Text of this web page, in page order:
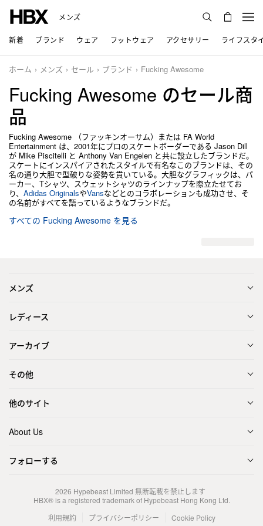
メンズ
新着 ブランド ウェア フットウェア アクセサリー ライフスタ
ホーム メンズ セール ブランド Fucking Awesome
Fucking Awesome のセール商
品
Fucking Awesome （ファッキンオーサム）または FA World
Entertainment は、2001年にプロのスケートボーダーである Jason Dill
が Mike Piscitelli と Anthony Van Engelen と共に設立したブランドだ。
スケートにインスパイアされたスタイルで有名なこのブランドは、その
名の通り大胆で型破りな姿勢を貫いている。大胆なグラフィックは、パ
ーカー、Tシャツ、スウェットシャツのラインナップを際立たせてお
り、 Adidas OriginalsやVansなどとのコラボレーションも成功させ、そ
の名前がすべてを語っているようなブランドだ。
すべての Fucking Awesome を見る
メンズ
レディース
アーカイブ
その他
他のサイト
About Us
フォローする
2026 Hypebeast Limited 無断転載を禁止します
HBX® is a registered trademark of Hypebeast Hong Kong Ltd.
利用規約
プライバシーポリシー Cookie Policy